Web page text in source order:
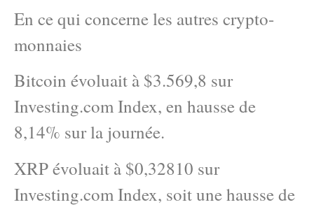
En ce qui concerne les autres crypto-
monnaies
Bitcoin évoluait à $3.569,8 sur
Investing.com Index, en hausse de
8,14% sur la journée.
XRP évoluait à $0,32810 sur
Investing.com Index, soit une hausse de